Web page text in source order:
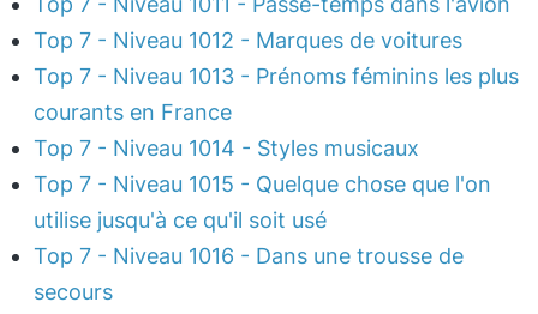
Top 7 - Niveau 1012 - Marques de voitures
Top 7 - Niveau 1013 - Prénoms féminins les plus
courants en France
Top 7 - Niveau 1014 - Styles musicaux
Top 7 - Niveau 1015 - Quelque chose que l'on
utilise jusqu'à ce qu'il soit usé
Top 7 - Niveau 1016 - Dans une trousse de
secours